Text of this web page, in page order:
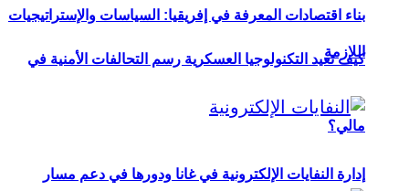
كيف تعيد التكنولوجيا العسكرية رسم التحالفات الأمنية في
مالي؟
بناء اقتصادات المعرفة في إفريقيا: السياسات والإستراتيجيات
اللازمة
إدارة النفايات الإلكترونية في غانا ودورها في دعم مسار